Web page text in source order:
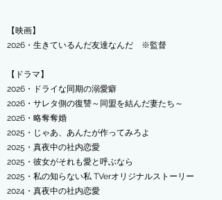
【映画】
2026・生きているんだ友達なんだ ※監督
​【ドラマ】
​2026・ドライな同期の溺愛癖
2026・サレタ側の復讐～同盟を結んだ妻たち～
2026・略奪奪婚
​2025・じゃあ、あんたが作ってみろよ
​2025・真夜中の社内恋愛
​2025・彼女がそれも愛と呼ぶなら
​2025・私の知らない私 TVerオリジナルストーリー
2024・真夜中の社内恋愛